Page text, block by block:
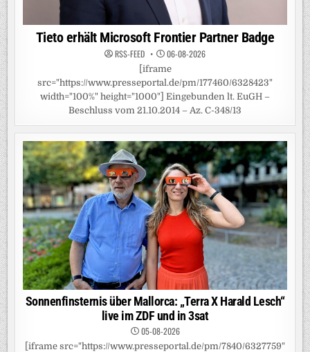
Tieto erhält Microsoft Frontier Partner Badge
RSS-FEED 06-08-2026
[iframe
src="https://www.presseportal.de/pm/177460/6328423"
width="100%" height="1000"] Eingebunden lt. EuGH –
Beschluss vom 21.10.2014 – Az. C-348/13
Sonnenfinsternis über Mallorca: „Terra X Harald Lesch“
live im ZDF und in 3sat
05-08-2026
[iframe src="https://www.presseportal.de/pm/7840/6327759"